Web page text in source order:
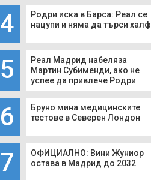
4
Родри иска в Барса: Реал се
нацупи и няма да търси халф
5
Реал Мадрид набеляза
Мартин Субименди, ако не
успее да привлече Родри
6
Бруно мина медицинските
тестове в Северен Лондон
7
ОФИЦИАЛНО: Вини Жуниор
остава в Мадрид до 2032